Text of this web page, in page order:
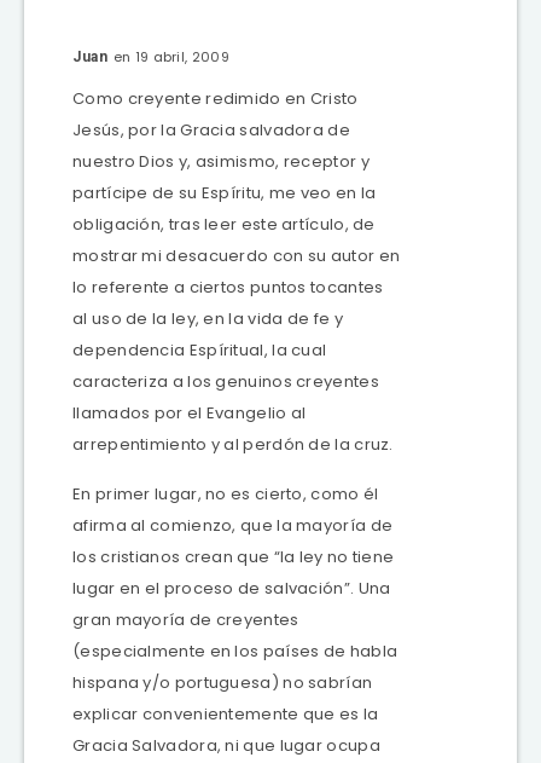
Juan en 19 abril, 2009
Como creyente redimido en Cristo
Jesús, por la Gracia salvadora de
nuestro Dios y, asimismo, receptor y
partícipe de su Espíritu, me veo en la
obligación, tras leer este artículo, de
mostrar mi desacuerdo con su autor en
lo referente a ciertos puntos tocantes
al uso de la ley, en la vida de fe y
dependencia Espíritual, la cual
caracteriza a los genuinos creyentes
llamados por el Evangelio al
arrepentimiento y al perdón de la cruz.
En primer lugar, no es cierto, como él
afirma al comienzo, que la mayoría de
los cristianos crean que “la ley no tiene
lugar en el proceso de salvación”. Una
gran mayoría de creyentes
(especialmente en los países de habla
hispana y/o portuguesa) no sabrían
explicar convenientemente que es la
Gracia Salvadora, ni que lugar ocupa